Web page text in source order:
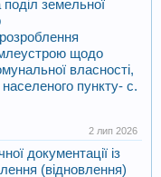
земельної
щодо
власності,
пункту- с.
2 лип 2026
документації із
(відновлення)